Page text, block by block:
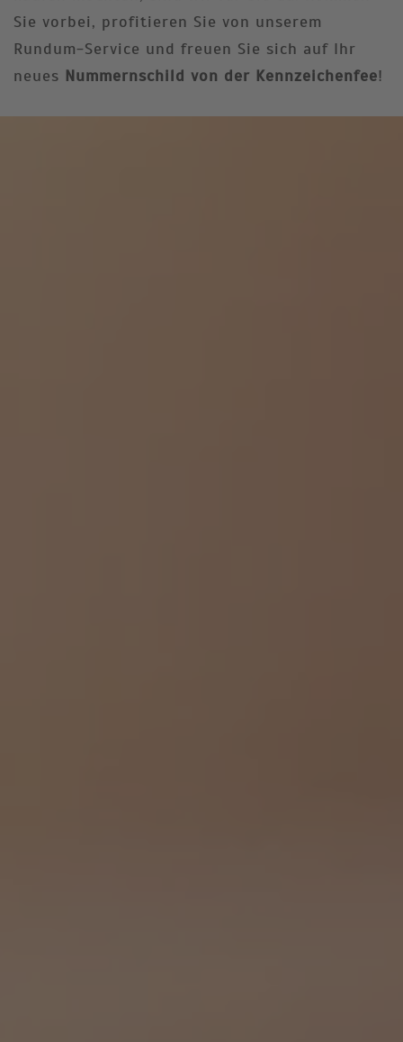
Sie vorbei, profitieren Sie von unserem
Rundum-Service und freuen Sie sich auf Ihr
neues Nummernschild von der Kennzeichenfee!